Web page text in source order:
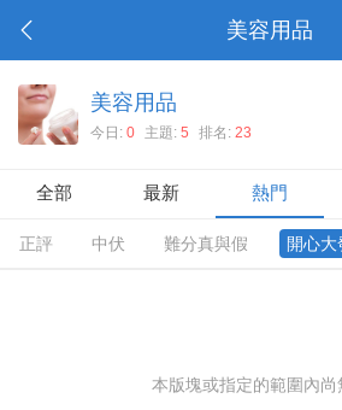
美容用品
美容用品
今日: 0 主題: 5 排名: 23
全部 最新 熱門
正評 中伏 難分真與假 開心大
本版塊或指定的範圍內尚